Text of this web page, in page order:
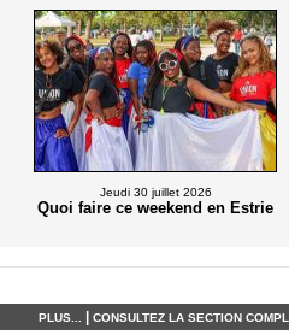
Jeudi 30 juillet 2026
Quoi faire ce weekend en Estrie
PLUS... CONSULTEZ LA SECTION